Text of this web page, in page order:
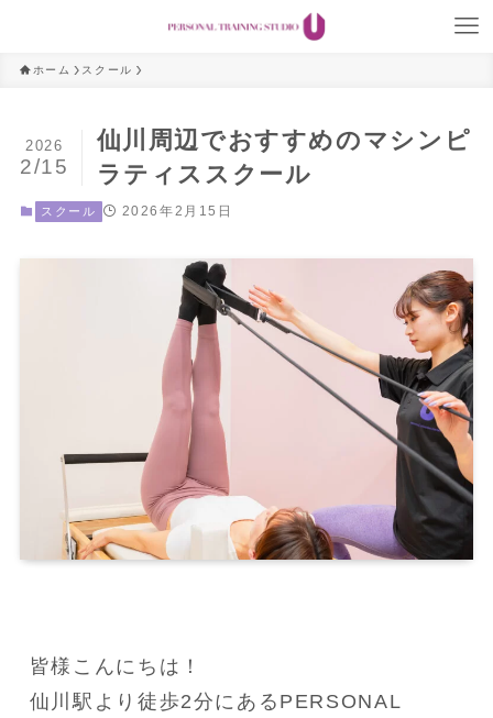
ホーム スクール
仙川周辺でおすすめのマシンピ
ラティススクール
2026
2/15
スクール 2026年2月15日
皆様こんにちは！
仙川駅より徒歩2分にあるPERSONAL